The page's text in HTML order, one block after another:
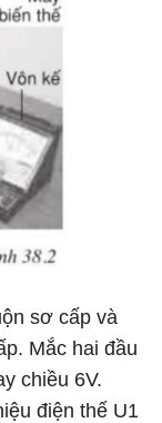
sơ cấp và
Mắc hai đầu
chiều 6V.
điện thế U1